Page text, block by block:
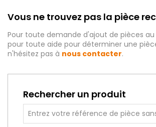
Vous ne trouvez pas la pièce
Pour toute demande d'ajout de pièces
pour toute aide pour déterminer une
n'hésitez pas à nous contacter.
Rechercher un produit